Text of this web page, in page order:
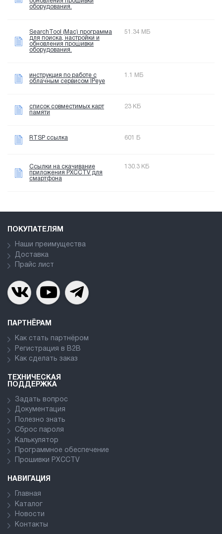
оборудования.
SearchTool (Mac) программа
для поиска, настройки и
обновления прошивки
оборудования.
51.34 МБ
инструкция по работе с
облачным сервисом IPeye
1.1 МБ
список совместимых карт
памяти
23 КБ
RTSP ссылка 601 Б
Ссылки на скачивание
приложения PXCCTV для
смартфона
130.3 КБ
ПОКУПАТЕЛЯМ
Наши преимущества
Доставка
Прайс лист
ПАРТНЁРАМ
Как стать партнёром
Регистрация в В2В
Как сделать заказ
ТЕХНИЧЕСКАЯ
ПОДДЕРЖКА
Задать вопрос
Документация
Полезно знать
Сброс пароля
Калькулятор
Программное обеспечение
Прошивки PXCCTV
НАВИГАЦИЯ
Главная
Каталог
Новости
Контакты